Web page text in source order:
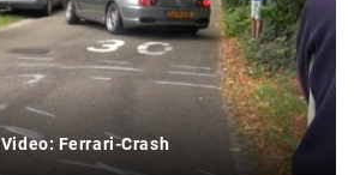
Video: Ferrari-Crash